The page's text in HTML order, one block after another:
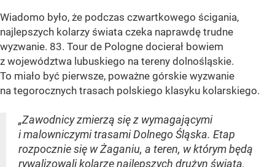
Wiadomo było, że podczas czwartkowego ścigania,
najlepszych kolarzy świata czeka naprawdę trudne
wyzwanie. 83. Tour de Pologne docierał bowiem
z województwa lubuskiego na tereny dolnośląskie.
To miało być pierwsze, poważne górskie wyzwanie
na tegorocznych trasach polskiego klasyku kolarskiego.
„Zawodnicy zmierzą się z wymagającymi
i malowniczymi trasami Dolnego Śląska. Etap
rozpocznie się w Żaganiu, a teren, w którym będą
rywalizowali kolarze najlepszych drużyn świata,